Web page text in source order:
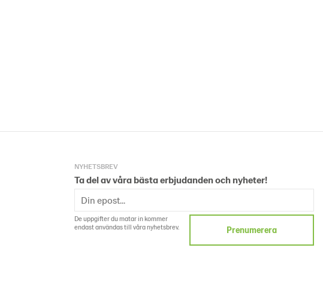
NYHETSBREV
Ta del av våra bästa erbjudanden och nyheter!
De uppgifter du matar in kommer
endast användas till våra nyhetsbrev.
Prenumerera